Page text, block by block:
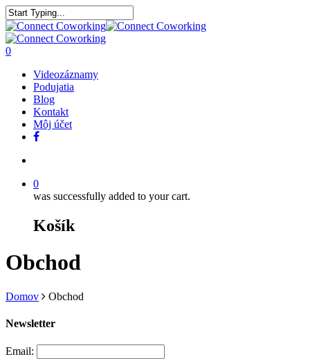
0
Videozáznamy
Podujatia
Blog
Kontakt
Môj účet
0
was successfully added to your cart.
Košík
Obchod
Domov Obchod
Newsletter
Email: